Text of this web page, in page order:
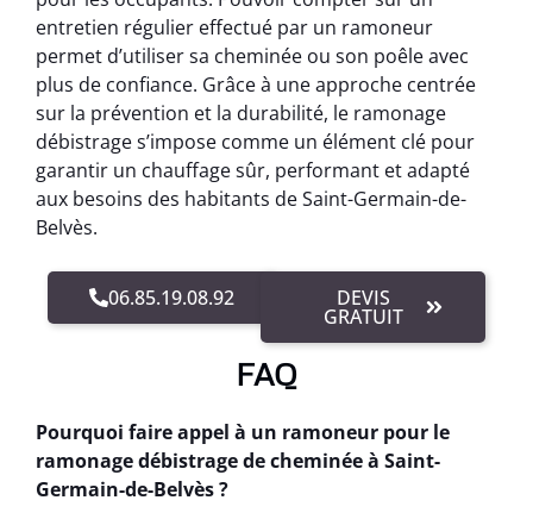
entretien régulier effectué par un ramoneur
permet d’utiliser sa cheminée ou son poêle avec
plus de confiance. Grâce à une approche centrée
sur la prévention et la durabilité, le ramonage
débistrage s’impose comme un élément clé pour
garantir un chauffage sûr, performant et adapté
aux besoins des habitants de Saint-Germain-de-
Belvès.
06.85.19.08.92 DEVIS
GRATUIT
FAQ
Pourquoi faire appel à un ramoneur pour le
ramonage débistrage de cheminée à Saint-
Germain-de-Belvès ?